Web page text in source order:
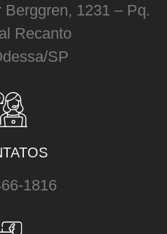
1231 – Pq.
Recanto
SP
1816